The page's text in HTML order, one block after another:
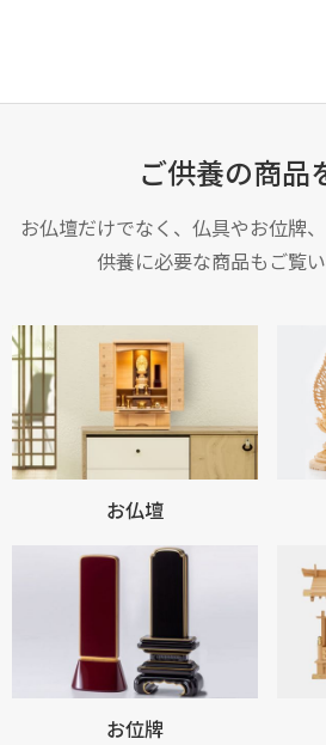
お買い物を続ける
ご供養の商品
お仏壇だけでなく、仏具やお位牌
供養に必要な商品もご覧い
お仏壇
お位牌